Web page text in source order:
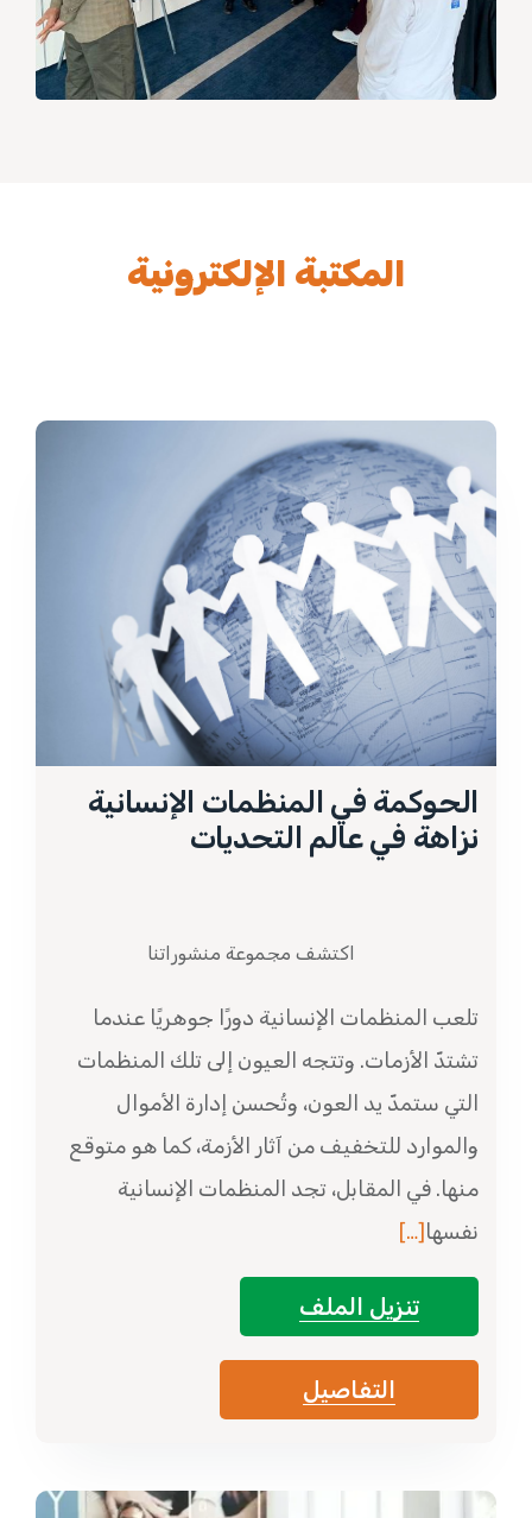
المكتبة الإلكترونية
الحوكمة في المنظمات الإنسانية
نزاهة في عالم التحديات
اكتشف مجموعة منشوراتنا
تلعب المنظمات الإنسانية دورًا جوهريًا عندما
تشتدّ الأزمات. وتتجه العيون إلى تلك المنظمات
التي ستمدّ يد العون، وتُحسن إدارة الأموال
والموارد للتخفيف من آثار الأزمة، كما هو متوقع
منها. في المقابل، تجد المنظمات الإنسانية
نفسها […]
تنزيل الملف
التفاصيل